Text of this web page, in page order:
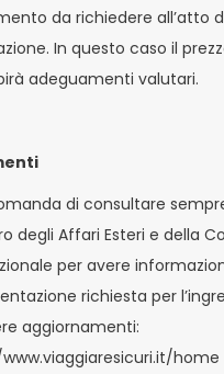
da richiedere all’atto
In questo caso il
adeguamenti valutari.
di consultare
degli Affari Esteri e della
per avere
richiesta per
aggiornamenti:
home